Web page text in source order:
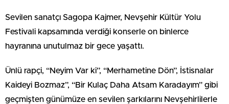
Sevilen sanatçı Sagopa Kajmer, Nevşehir Kültür Yolu
Festivali kapsamında verdiği konserle on binlerce
hayranına unutulmaz bir gece yaşattı.
Ünlü rapçi, “Neyim Var ki”, “⁠Merhametine Dön”, İstisnalar
Kaideyi Bozmaz”, “Bir Kulaç Daha Atsam Karadayım” gibi
geçmişten günümüze en sevilen şarkılarını Nevşehirlilerle